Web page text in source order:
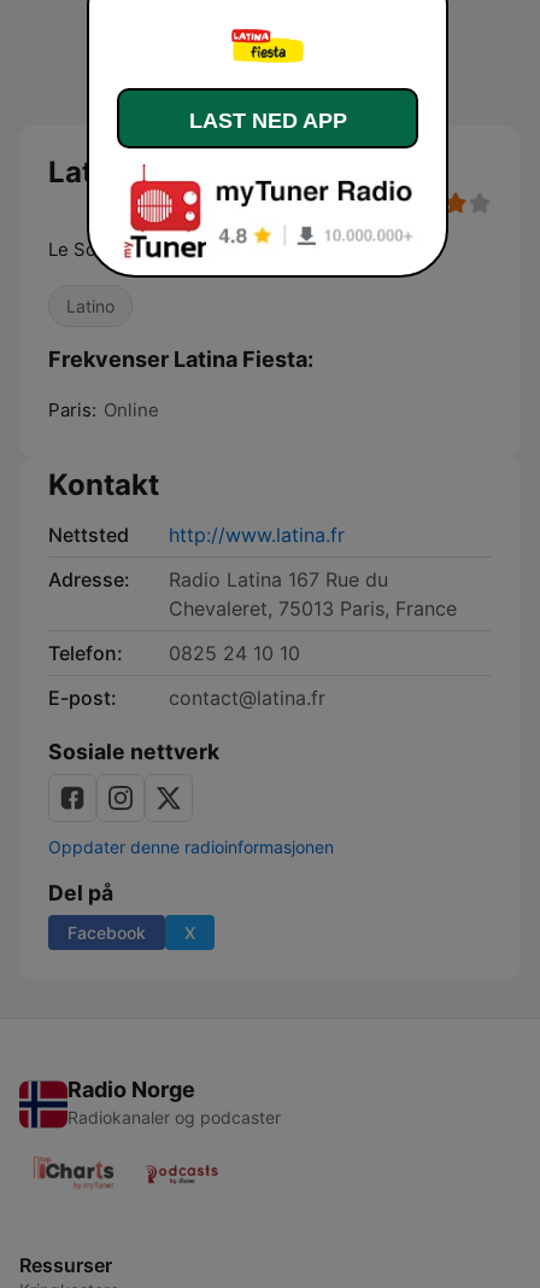
Latina Fiesta
Le Son Latino
Latino
Frekvenser Latina Fiesta:
Paris: Online
Kontakt
Nettsted
http://www.latina.fr
Adresse:
Radio Latina 167 Rue du
Chevaleret, 75013 Paris, France
Telefon:
0825 24 10 10
E-post:
contact@latina.fr
Sosiale nettverk
Oppdater denne radioinformasjonen
Del på
Facebook X
Radio Norge
Radiokanaler og podcaster
Ressurser
LAST NED APP